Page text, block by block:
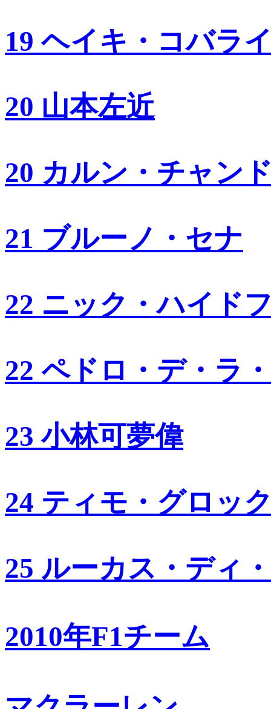
19 ヘイキ・コバラ
20 山本左近
20 カルン・チャン
21 ブルーノ・セナ
22 ニック・ハイド
22 ペドロ・デ・ラ
23 小林可夢偉
24 ティモ・グロッ
25 ルーカス・ディ
2010年F1チーム